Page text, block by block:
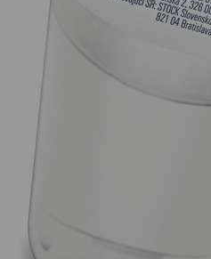
Panák 0,04l Vodka
Foto produktu se může